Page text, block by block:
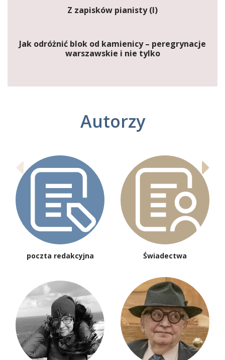
Z zapisków pianisty (I)
Jak odróżnić blok od kamienicy – peregrynacje
warszawskie i nie tylko
Autorzy
poczta redakcyjna Świadectwa